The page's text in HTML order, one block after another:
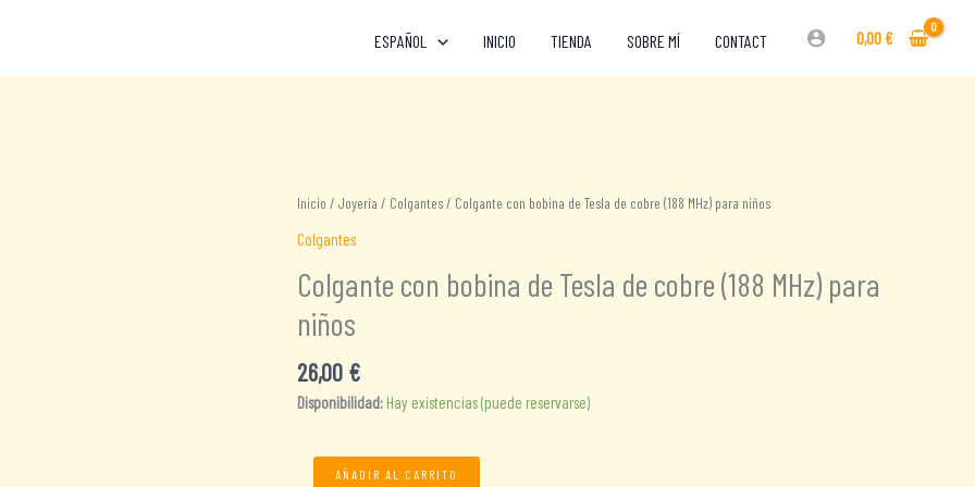
ESPAÑOL INICIO TIENDA SOBRE MÍ CONTACT 0,00 €
Inicio / Joyería / Colgantes/ Colgante con bobina de Tesla de cobre (188 MHz) para niños
Colgantes
Colgante con bobina de Tesla de cobre (188 MHz) para
niños
26,00 €
Disponibilidad: Hay existencias (puede reservarse)
ColganteAÑADIR AL CARRITO